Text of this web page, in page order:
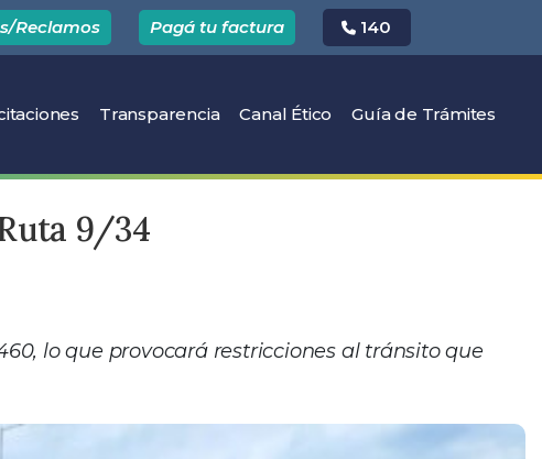
Reclamos Pagá tu factura 140
(current)
Transparencia Canal Ético Guía de Trámites
9/34
lo que provocará restricciones al tránsito que